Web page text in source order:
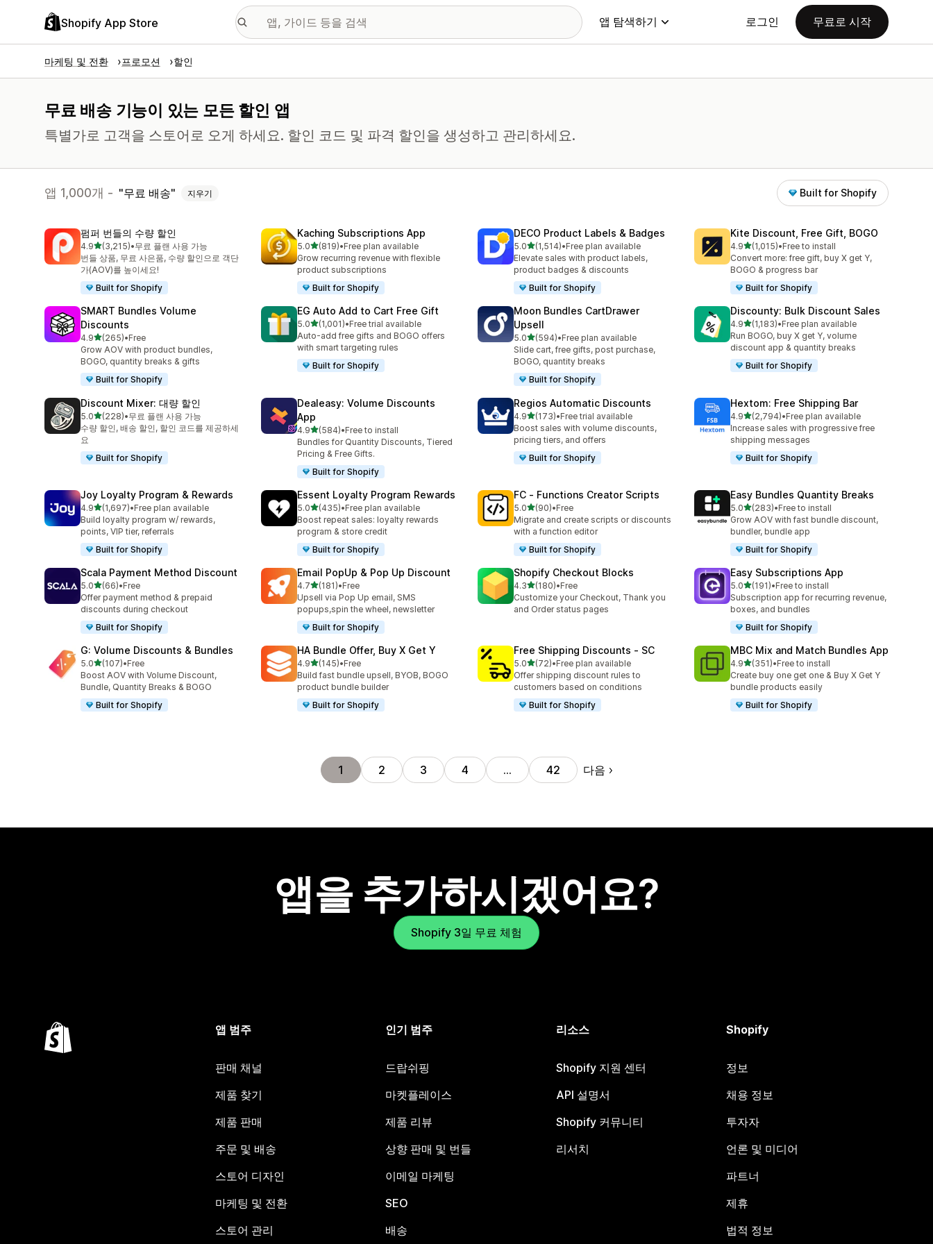
Shopify App Store 앱 탐색하기 로그인 무료로 시작
마케팅 및 전환 프로모션 할인
무료 배송 기능이 있는 모든 할인 앱
특별가로 고객을 스토어로 오게 하세요. 할인 코드 및 파격 할인을 생성하고 관리하세요.
앱 1,000개 - 무료 배송 지우기 Built for Shopify
펌퍼 번들의 수량 할인
4.9별 5개 중
(3,215)
총 리뷰 3215개
•무료 플랜 사용 가능
번들 상품, 무료 사은품, 수량 할인으로 객단
가(AOV)를 높이세요!
Built for Shopify
Kaching Subscriptions App
5.0별 5개 중
(819)
총 리뷰 819개
•Free plan available
Grow recurring revenue with flexible
product subscriptions
Built for Shopify
DECO Product Labels & Badges
5.0별 5개 중
(1,514)
총 리뷰 1514개
•Free plan available
Elevate sales with product labels,
product badges & discounts
Built for Shopify
Kite Discount, Free Gift, BOGO
4.9별 5개 중
(1,015)
총 리뷰 1015개
•Free to install
Convert more: free gift, buy X get Y,
BOGO & progress bar
Built for Shopify
SMART Bundles Volume
Discounts
4.9별 5개 중
(265)
총 리뷰 265개
•Free
Grow AOV with product bundles,
BOGO, quantity breaks & gifts
Built for Shopify
EG Auto Add to Cart Free Gift
5.0별 5개 중
(1,001)
총 리뷰 1001개
•Free trial available
Auto-add free gifts and BOGO offers
with smart targeting rules
Built for Shopify
Moon Bundles CartDrawer
Upsell
5.0별 5개 중
(594)
총 리뷰 594개
•Free plan available
Slide cart, free gifts, post purchase,
BOGO, quantity breaks
Built for Shopify
Discounty: Bulk Discount Sales
4.9별 5개 중
(1,183)
총 리뷰 1183개
•Free plan available
Run BOGO, buy X get Y, volume
discount app & quantity breaks
Built for Shopify
Discount Mixer: 대량 할인
5.0별 5개 중
(228)
총 리뷰 228개
•무료 플랜 사용 가능
수량 할인, 배송 할인, 할인 코드를 제공하세
요
Built for Shopify
Dealeasy: Volume Discounts
App
4.9별 5개 중
(584)
총 리뷰 584개
•Free to install
Bundles for Quantity Discounts, Tiered
Pricing & Free Gifts.
Built for Shopify
Regios Automatic Discounts
4.9별 5개 중
(173)
총 리뷰 173개
•Free trial available
Boost sales with volume discounts,
pricing tiers, and offers
Built for Shopify
Hextom: Free Shipping Bar
4.9별 5개 중
(2,794)
총 리뷰 2794개
•Free plan available
Increase sales with progressive free
shipping messages
Built for Shopify
Joy Loyalty Program & Rewards
4.9별 5개 중
(1,697)
총 리뷰 1697개
•Free plan available
Build loyalty program w/ rewards,
points, VIP tier, referrals
Built for Shopify
Essent Loyalty Program Rewards
5.0별 5개 중
(435)
총 리뷰 435개
•Free plan available
Boost repeat sales: loyalty rewards
program & store credit
Built for Shopify
FC ‑ Functions Creator Scripts
5.0별 5개 중
(90)
총 리뷰 90개
•Free
Migrate and create scripts or discounts
with a function editor
Built for Shopify
Easy Bundles Quantity Breaks
5.0별 5개 중
(283)
총 리뷰 283개
•Free to install
Grow AOV with fast bundle discount,
bundler, bundle app
Built for Shopify
Scala Payment Method Discount
5.0별 5개 중
(66)
총 리뷰 66개
•Free
Offer payment method & prepaid
discounts during checkout
Built for Shopify
Email PopUp & Pop Up Discount
4.7별 5개 중
(181)
총 리뷰 181개
•Free
Upsell via Pop Up email, SMS
popups,spin the wheel, newsletter
Built for Shopify
Shopify Checkout Blocks
4.3별 5개 중
(180)
총 리뷰 180개
•Free
Customize your Checkout, Thank you
and Order status pages
Easy Subscriptions App
5.0별 5개 중
(191)
총 리뷰 191개
•Free to install
Subscription app for recurring revenue,
boxes, and bundles
Built for Shopify
G: Volume Discounts & Bundles
5.0별 5개 중
(107)
총 리뷰 107개
•Free
Boost AOV with Volume Discount,
Bundle, Quantity Breaks & BOGO
Built for Shopify
HA Bundle Offer, Buy X Get Y
4.9별 5개 중
(145)
총 리뷰 145개
•Free
Build fast bundle upsell, BYOB, BOGO
product bundle builder
Built for Shopify
Free Shipping Discounts ‑ SC
5.0별 5개 중
(72)
총 리뷰 72개
•Free plan available
Offer shipping discount rules to
customers based on conditions
Built for Shopify
MBC Mix and Match Bundles App
4.9별 5개 중
(351)
총 리뷰 351개
•Free to install
Create buy one get one & Buy X Get Y
bundle products easily
Built for Shopify
1 2 3 4 … 42 다음
앱을 추가하시겠어요?
Shopify 3일 무료 체험
앱 범주
판매 채널
제품 찾기
제품 판매
주문 및 배송
스토어 디자인
마케팅 및 전환
스토어 관리
인기 범주
드랍쉬핑
마켓플레이스
제품 리뷰
상향 판매 및 번들
이메일 마케팅
SEO
배송
리소스
Shopify 지원 센터
API 설명서
Shopify 커뮤니티
리서치
Shopify
정보
채용 정보
투자자
언론 및 미디어
파트너
제휴
법적 정보